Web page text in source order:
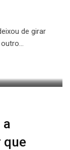
de girar
que